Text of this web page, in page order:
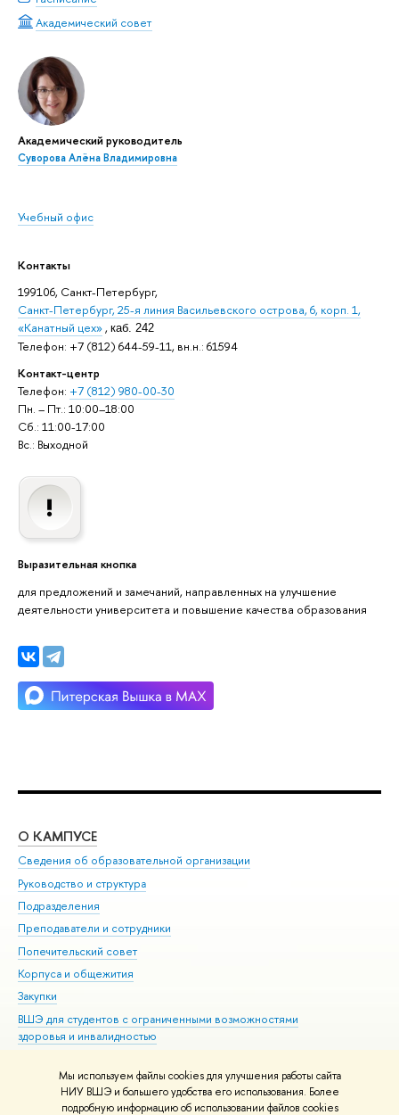
Мы используем файлы cookies для улучшения работы сайта
НИУ ВШЭ и большего удобства его использования. Более
подробную информацию об использовании файлов cookies
Академический совет
Академический руководитель
Суворова Алёна Владимировна
Учебный офис
Контакты
199106, Санкт-Петербург,
Санкт-Петербург, 25-я линия Васильевского острова, 6, корп. 1,
«Канатный цех» , каб. 242
Телефон: +7 (812) 644-59-11, вн.н.: 61594
Контакт-центр
Телефон: +7 (812) 980-00-30
Пн. – Пт.: 10:00–18:00
Сб.: 11:00-17:00
Вс.: Выходной
Выразительная кнопка
для предложений и замечаний, направленных на улучшение
деятельности университета и повышение качества образования
О КАМПУСЕ
Сведения об образовательной организации
Руководство и структура
Подразделения
Преподаватели и сотрудники
Попечительский совет
Корпуса и общежития
Закупки
ВШЭ для студентов с ограниченными возможностями
здоровья и инвалидностью
Единая платежная страница